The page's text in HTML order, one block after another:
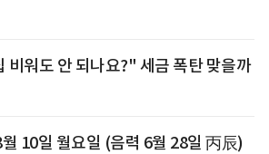
비워도 안 되나요?" 세금 폭탄 맞을까
10일 월요일 (음력 6월 28일 丙辰)